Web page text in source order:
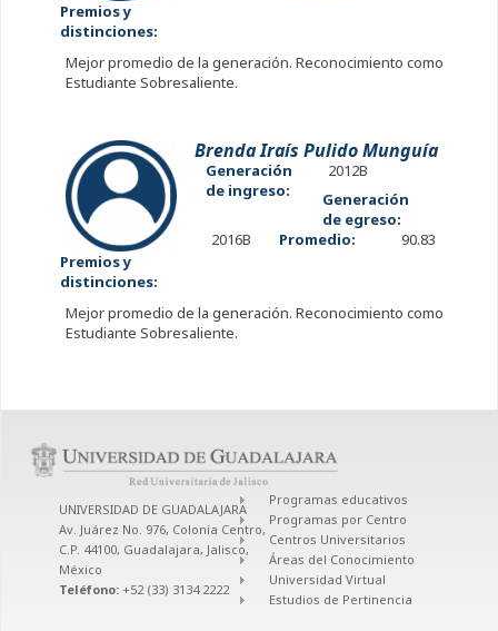
Premios y
distinciones:
Mejor promedio de la generación. Reconocimiento como
Estudiante Sobresaliente.
Brenda Iraís Pulido Munguía
Generación
de ingreso:
2012B
Generación
de egreso:
2016B
Promedio:
90.83
Premios y
distinciones:
Mejor promedio de la generación. Reconocimiento como
Estudiante Sobresaliente.
UNIVERSIDAD DE GUADALAJARA
Av. Juárez No. 976, Colonia Centro,
C.P. 44100, Guadalajara, Jalisco,
México
Teléfono: +52 (33) 3134 2222
Programas educativos
Programas por Centro
Centros Universitarios
Áreas del Conocimiento
Universidad Virtual
Estudios de Pertinencia